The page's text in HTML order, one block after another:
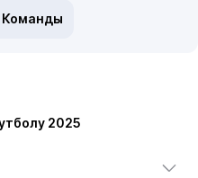
Команды
2025